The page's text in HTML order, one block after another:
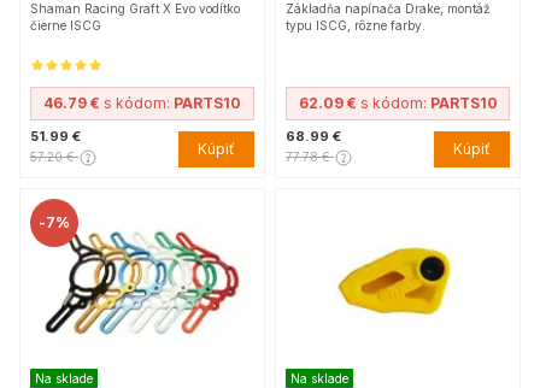
Shaman Racing Graft X Evo vodítko
čierne ISCG
46.79 € s kódom: PARTS10
51.99 €
57.20 € Kúpiť
Základňa napínača Drake, montáž
typu ISCG, rôzne farby.
62.09 € s kódom: PARTS10
68.99 €
77.78 € Kúpiť
-7%
Na sklade Na sklade